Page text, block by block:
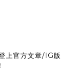
上官方文章/IG版